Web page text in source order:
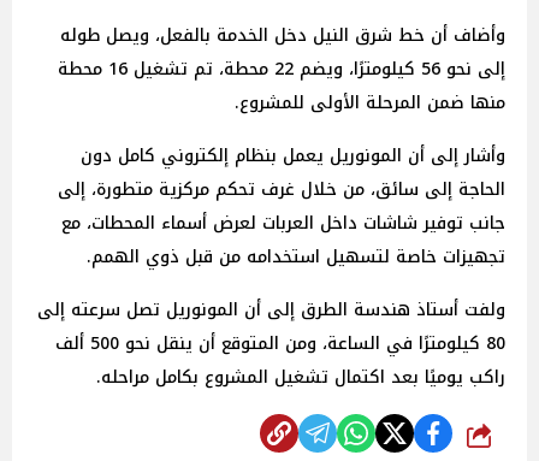
وأضاف أن خط شرق النيل دخل الخدمة بالفعل، ويصل طوله
إلى نحو 56 كيلومترًا، ويضم 22 محطة، تم تشغيل 16 محطة
منها ضمن المرحلة الأولى للمشروع.
وأشار إلى أن المونوريل يعمل بنظام إلكتروني كامل دون
الحاجة إلى سائق، من خلال غرف تحكم مركزية متطورة، إلى
جانب توفير شاشات داخل العربات لعرض أسماء المحطات، مع
تجهيزات خاصة لتسهيل استخدامه من قبل ذوي الهمم.
ولفت أستاذ هندسة الطرق إلى أن المونوريل تصل سرعته إلى
80 كيلومترًا في الساعة، ومن المتوقع أن ينقل نحو 500 ألف
راكب يوميًا بعد اكتمال تشغيل المشروع بكامل مراحله.
شارك